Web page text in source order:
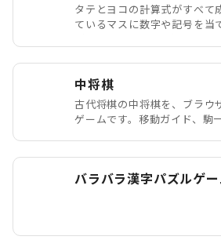
タテとヨコの計算式がすべて
ているマスに数字や記号を当
中将棋
古代将棋の中将棋を、ブラウ
ゲームです。移動ガイド、駒
バラバラ漢字パズルゲ